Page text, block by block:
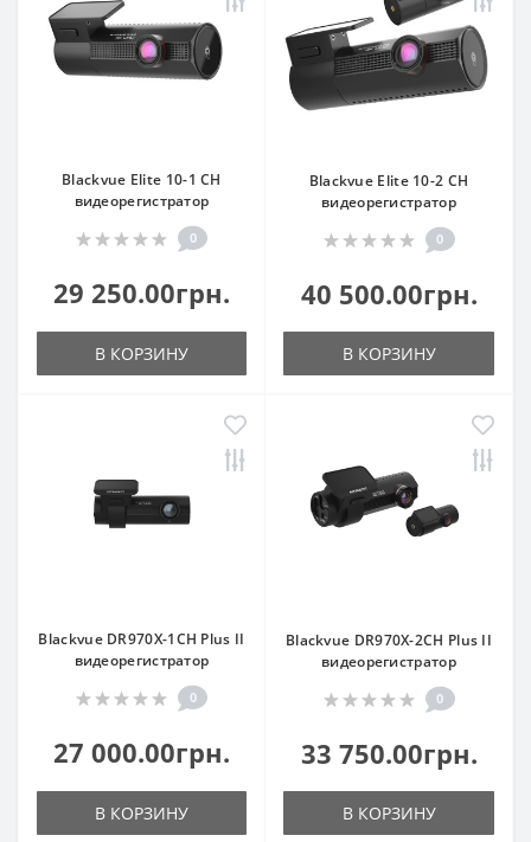
Blackvue Elite 10-1 CH
видеорегистратор
0
29 250.00грн.
В КОРЗИНУ
Blackvue Elite 10-2 CH
видеорегистратор
0
40 500.00грн.
В КОРЗИНУ
Blackvue DR970X-1CH Plus II
видеорегистратор
0
27 000.00грн.
В КОРЗИНУ
Blackvue DR970X-2CH Plus II
видеорегистратор
0
33 750.00грн.
В КОРЗИНУ